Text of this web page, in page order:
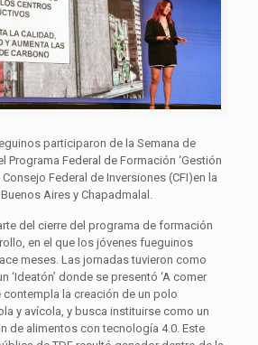
participaron de la Semana de
Programa Federal de Formación ‘Gestión
Federal de Inversiones (CFI)en la
Aires y Chapadmalal.
del cierre del programa de formación
en el que los jóvenes fueguinos
meses. Las jornadas tuvieron como
‘Ideatón’ donde se presentó ‘A comer
contempla la creación de un polo
y avícola, y busca instituirse como un
de alimentos con tecnología 4.0. Este